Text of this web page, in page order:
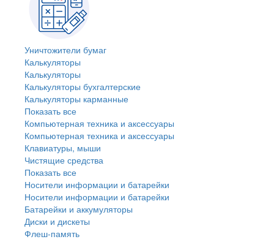
Уничтожители бумаг
Калькуляторы
Калькуляторы
Калькуляторы бухгалтерские
Калькуляторы карманные
Показать все
Компьютерная техника и аксессуары
Компьютерная техника и аксессуары
Клавиатуры, мыши
Чистящие средства
Показать все
Носители информации и батарейки
Носители информации и батарейки
Батарейки и аккумуляторы
Диски и дискеты
Флеш-память